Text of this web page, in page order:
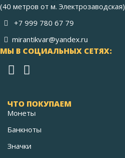
(40 метров от м. Электрозаводская)
+7 999 780 67 79
mirantikvar@yandex.ru
МЫ В СОЦИАЛЬНЫХ СЕТЯХ:
ЧТО ПОКУПАЕМ
Монеты
Банкноты
Значки